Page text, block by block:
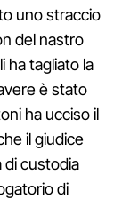
uno straccio
del nastro
ha tagliato la
è stato
ha ucciso il
il giudice
di custodia
di